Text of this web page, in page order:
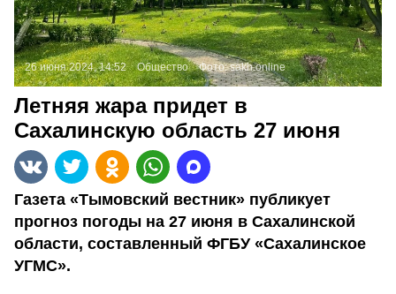
26 июня 2024, 14:52 Общество Фото:sakh.online
Летняя жара придет в
Сахалинскую область 27 июня
Газета «Тымовский вестник» публикует
прогноз погоды на 27 июня в Сахалинской
области, составленный ФГБУ «Сахалинское
УГМС».